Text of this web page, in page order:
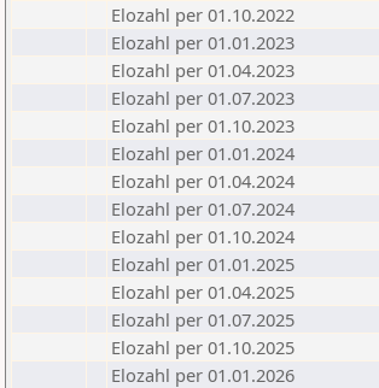
Elozahl per 01.10.2022
Elozahl per 01.01.2023
Elozahl per 01.04.2023
Elozahl per 01.07.2023
Elozahl per 01.10.2023
Elozahl per 01.01.2024
Elozahl per 01.04.2024
Elozahl per 01.07.2024
Elozahl per 01.10.2024
Elozahl per 01.01.2025
Elozahl per 01.04.2025
Elozahl per 01.07.2025
Elozahl per 01.10.2025
Elozahl per 01.01.2026